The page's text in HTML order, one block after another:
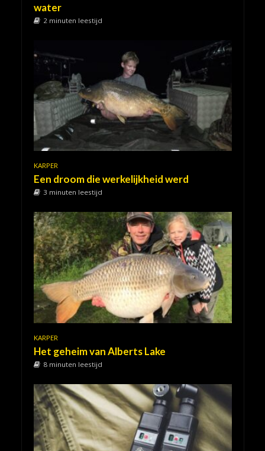
water
2 minuten leestijd
KARPER
Een droom die werkelijkheid werd
3 minuten leestijd
KARPER
Het geheim van Alberts Lake
8 minuten leestijd